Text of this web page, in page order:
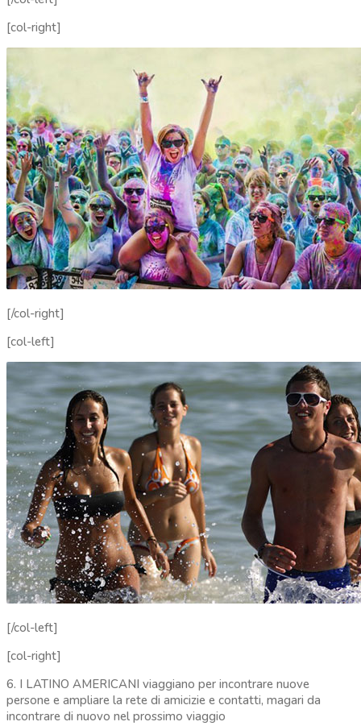
[col-right]
[/col-right]
[col-left]
[/col-left]
[col-right]
6. I LATINO AMERICANI viaggiano per incontrare nuove
persone e ampliare la rete di amicizie e contatti, magari da
incontrare di nuovo nel prossimo viaggio